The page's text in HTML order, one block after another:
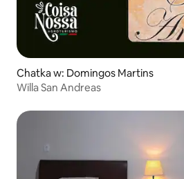
Chatka w: Domingos Martins
Willa San Andreas